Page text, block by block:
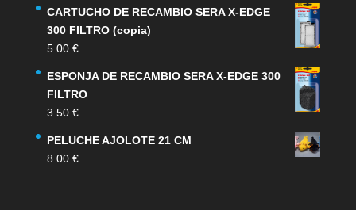
CARTUCHO DE RECAMBIO SERA X-EDGE
300 FILTRO (copia)
5.00 €
ESPONJA DE RECAMBIO SERA X-EDGE 300
FILTRO
3.50 €
PELUCHE AJOLOTE 21 CM
8.00 €